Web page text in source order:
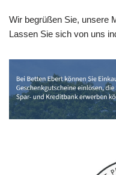
Wir begrüßen Sie, unsere
Lassen Sie sich von uns